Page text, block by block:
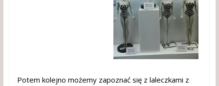
Potem kolejno możemy zapoznać się z laleczkami z